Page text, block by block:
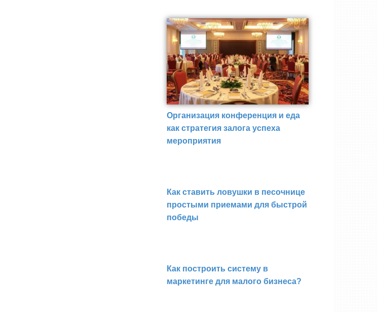
Организация конференция и еда
как стратегия залога успеха
мероприятия
Как ставить ловушки в песочнице
простыми приемами для быстрой
победы
Как построить систему в
маркетинге для малого бизнеса?